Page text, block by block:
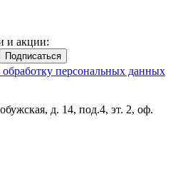
и акции:
Подписаться
обработку персональных данных
д. 14, под.4, эт. 2, оф.